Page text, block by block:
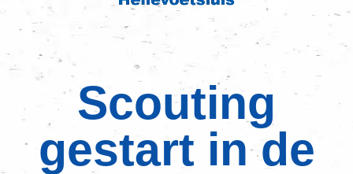
Scouting
gestart in de